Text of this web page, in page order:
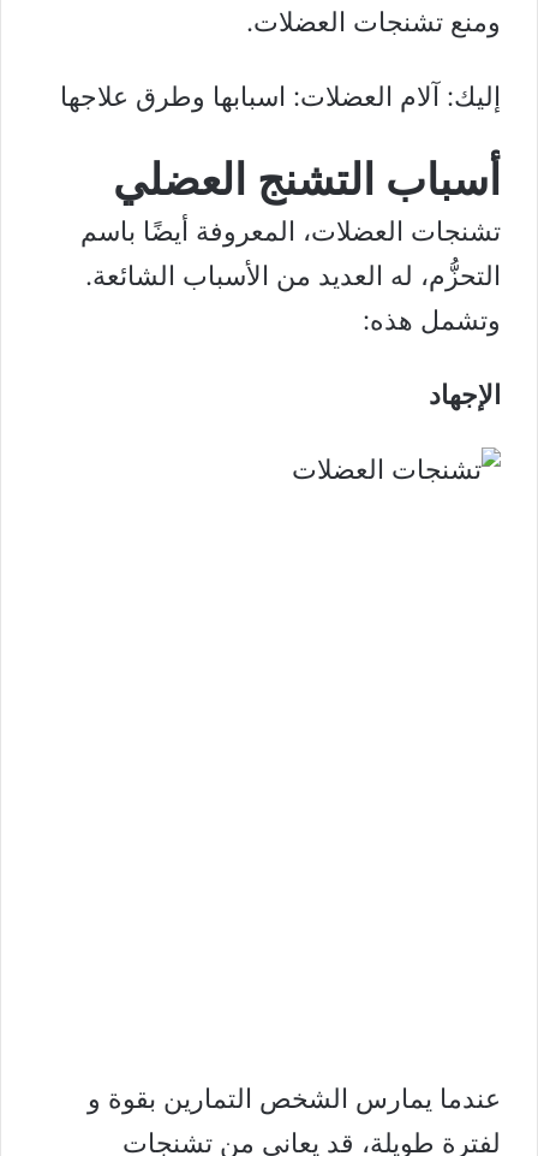
ومنع تشنجات العضلات.
إليك: آلام العضلات: اسبابها وطرق علاجها
أسباب التشنج العضلي
تشنجات العضلات، المعروفة أيضًا باسم
التحزُّم، له العديد من الأسباب الشائعة.
وتشمل هذه:
الإجهاد
عندما يمارس الشخص التمارين بقوة و
لفترة طويلة، قد يعاني من تشنجات